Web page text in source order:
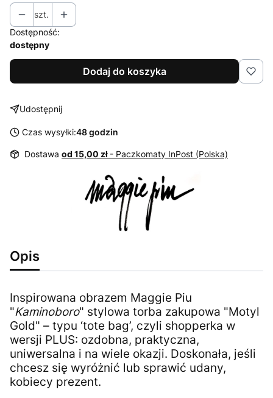
szt.
Dostępność:
dostępny
Dodaj do koszyka
Udostępnij
Czas wysyłki:48 godzin
Dostawa od 15,00 zł - Paczkomaty InPost (Polska)
Opis
Inspirowana obrazem Maggie Piu
"Kaminoboro" stylowa torba zakupowa "Motyl
Gold" – typu ‘tote bag’, czyli shopperka w
wersji PLUS: ozdobna, praktyczna,
uniwersalna i na wiele okazji. Doskonała, jeśli
chcesz się wyróżnić lub sprawić udany,
kobiecy prezent.